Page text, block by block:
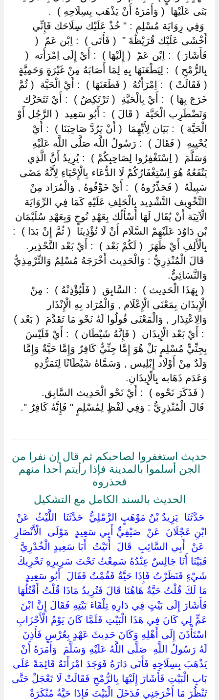
بَنَى عَلَيْهَا ‏ ‏( وَأَمَرَهُ أَنْ يَذْهَب بِسِلَاحِهِ ) ‏ ‏.
‏ ‏وَفِي رِوَايَة مُسْلِمٍ : " خُذْ عَلَيْك سِلَاحَك فَإِنِّي
أَخْشَى عَلَيْك قُرَيْظَةَ " ‏ ‏( فَأَتَى ) ‏ ‏: اِبْن عَمّ ‏ ‏(
فَأَشَارَ ) ‏ ‏: اِبْن عَمّ ‏ ‏( إِلَيْهَا ) ‏ ‏: أَيْ إِلَى اِمْرَأَته ‏ ‏(
بِالرُّمْحِ ) ‏ ‏: لِيَطْعَنَهَا بِهِ لِمَا أَصَابَهُ مِنْ غَيْرَةٍ وَحَمِيَّةٍ ‏
‏( فَقَالَتْ ) ‏ ‏: اِمْرَأَتُهُ ‏ ‏( فَطَعَنَهَا ) ‏ ‏: أَيْ الْحَيَّة ‏ ‏( ثُمَّ
خَرَجَ بِهَا ) ‏ ‏: أَيْ بِالْحَيَّةِ ‏ ‏( تَرْتَكِضُ ) ‏ ‏: أَيْ تَتَحَرَّك
وَتَضْطَرِب الْحَيَّة ‏ ‏( قَالَ ) ‏ ‏: أَبُو سَعِيد ‏ ‏( الرَّجُل أَوْ
الْحَيَّة ) ‏ ‏: بَيَان لِأَيِّهِمَا ‏ ‏( أَنْ يَرُدَّ صَاحِبَنَا ) ‏ ‏: أَيْ
يُحْيِيهِ ‏ ‏( فَقَالَ ) ‏ ‏: رَسُولُ اللَّه صَلَّى اللَّه عَلَيْهِ
وَسَلَّمَ ‏ ‏( اِسْتَغْفِرُوا لِصَاحِبِكُمْ ) ‏ ‏: يُرِيدُ أَنَّ الَّذِي
يَنْفَعُهُ هُوَ اِسْتِغْفَارُكُمْ لَا الدُّعَاء بِالْإِحْيَاءِ لِأَنَّهُ مَضَى
سَبِيلَهُ ‏ ‏( فَحَذِّرُوهُ ) ‏ ‏: أَيْ خَوِّفُوهُ , وَالْمُرَاد مِنْ
التَّخْوِيف التَّشْدِيد بِالْحَلِفِ عَلَيْهِ كَمَا فِي الرِّوَايَة
الْآتِيَة أَنْ يُقَال لَهَا أَسْأَلُك بِعَهْدِ نُوحٍ وَبِعَهْدِ سُلَيْمَان
بْن دَاوُدَ عَلَيْهِمْ السَّلَام أَنْ لَا تُؤْذِينَا ‏ ‏( ثُمَّ إِنْ بَدَا ) ‏ ‏:
بِالْأَلِفِ أَيْ ظَهَرَ ‏ ‏( لَكُمْ بَعْد ) ‏ ‏: أَيْ بَعْد التَّحْذِير.
‏ ‏قَالَ الْمُنْذِرِيُّ : وَالْحَدِيث أَخْرَجَهُ مُسْلِمٌ وَالتِّرْمِذِيُّ
وَالنَّسَائِيُّ.
‏ ‏( بِهَذَا الْحَدِيث ) ‏ ‏: السَّابِق ‏ ‏( فَلْيُؤْذِنْهُ ) ‏ ‏: مِنْ
الْإِيذَان بِمَعْنَى الْإِعْلَام , وَالْمُرَاد بِهِ الْإِنْذَار
وَالِاعْتِذَار , وَالْمَعْنَى قُولُوا لَهُ نَحْو مَا تَقَدَّمَ ‏ ‏( بَعْد )
‏ ‏: أَيْ بَعْد الْإِيذَان ‏ ‏( فَإِنَّهُ شَيْطَان ) ‏ ‏: أَيْ فَلَيْسَ
بِجِنِّيٍّ مُسْلِمٍ بَلْ هُوَ إِمَّا جِنِّيٌّ كَافِرٌ وَإِمَّا حَيَّةٌ وَإِمَّا
وَلَدٌ مِنْ أَوْلَاد إِبْلِيس , وَسَمَّاهُ شَيْطَانًا لِتَمَرُّدِهِ
وَعَدَم ذَهَابه بِالْإِيذَانِ.
‏ ‏( فَذَكَرَ نَحْوه ) ‏ ‏: أَيْ نَحْو الْحَدِيث السَّابِق.
‏ ‏قَالَ الْمُنْذِرِيُّ : وَفِي لَفْظٍ لِمُسْلِمٍ " فَإِنَّهُ كَافِرٌ ".
حديث استغفروا لصاحبكم ثم قال إن نفرا من
الجن أسلموا بالمدينة فإذا رأيتم أحدا منهم
فحذروه
الحديث بالسند الكامل مع التشكيل
‏ ‏حَدَّثَنَا ‏ ‏يَزِيدُ بْنُ مَوْهَبٍ الرَّمْلِيُّ ‏ ‏حَدَّثَنَا ‏ ‏اللَّيْثُ ‏ ‏عَنْ ‏
‏ابْنِ عَجْلَانَ ‏ ‏عَنْ ‏ ‏صَيْفِيٍّ أَبِي سَعِيدٍ ‏ ‏مَوْلَى ‏ ‏الْأَنْصَارِ
‏ ‏عَنْ ‏ ‏أَبِي السَّائِبِ ‏ ‏قَالَ ‏ ‏أَتَيْتُ ‏ ‏أَبَا سَعِيدٍ الْخُدْرِيَّ ‏
‏فَبَيْنَا أَنَا جَالِسٌ عِنْدُهُ سَمِعْتُ تَحْتَ سَرِيرِهِ تَحْرِيكَ
شَيْءٍ فَنَظَرْتُ فَإِذَا حَيَّةٌ فَقُمْتُ فَقَالَ ‏ ‏أَبُو سَعِيدٍ ‏
‏مَا لَكَ قُلْتُ حَيَّةٌ هَاهُنَا قَالَ فَتُرِيدُ مَاذَا قُلْتُ أَقْتُلُهَا
فَأَشَارَ إِلَى بَيْتٍ فِي دَارِهِ تِلْقَاءَ بَيْتِهِ فَقَالَ إِنَّ ابْنَ
عَمٍّ لِي كَانَ فِي هَذَا الْبَيْتِ فَلَمَّا كَانَ يَوْمُ الْأَحْزَابِ
اسْتَأْذَنَ إِلَى أَهْلِهِ وَكَانَ حَدِيثَ عَهْدٍ بِعُرْسٍ فَأَذِنَ
لَهُ رَسُولُ اللَّهِ ‏ ‏صَلَّى اللَّهُ عَلَيْهِ وَسَلَّمَ ‏ ‏وَأَمَرَهُ أَنْ
يَذْهَبَ بِسِلَاحِهِ فَأَتَى دَارَهُ فَوَجَدَ امْرَأَتَهُ قَائِمَةً عَلَى
بَابِ الْبَيْتِ فَأَشَارَ إِلَيْهَا بِالرُّمْحِ فَقَالَتْ لَا تَعْجَلْ حَتَّى
تَنْظُرَ مَا أَخْرَجَنِي فَدَخَلَ الْبَيْتَ فَإِذَا حَيَّةٌ مُنْكَرَةٌ